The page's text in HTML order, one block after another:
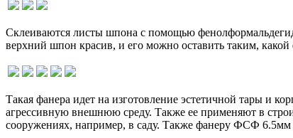
Склеиваются листы шпона с помощью
верхний шпон красив, и его можно оставить таким, какой
Такая фанера идет на изготовление эстетичной тары и
агрессивную внешнюю среду. Также ее применяют в
сооружениях, например, в саду. Также фанеру ФСФ